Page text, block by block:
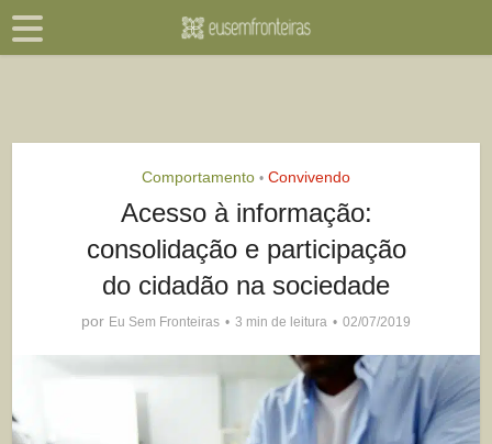
Comportamento • Convivendo
Acesso à informação:
consolidação e participação
do cidadão na sociedade
por Eu Sem Fronteiras 3 min de leitura 02/07/2019